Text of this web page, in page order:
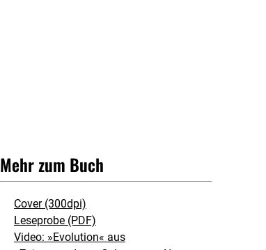
Mehr zum Buch
Cover (300dpi)
Leseprobe (PDF)
Video: »Evolution« aus